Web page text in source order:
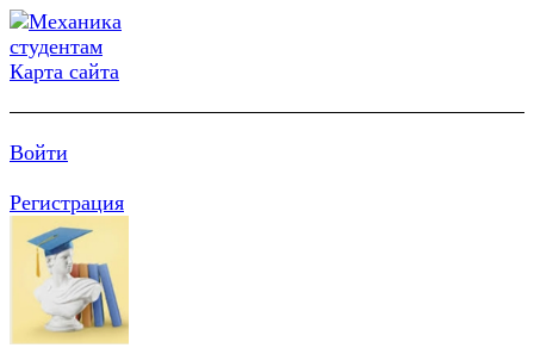
Карта сайта
Войти
Регистрация